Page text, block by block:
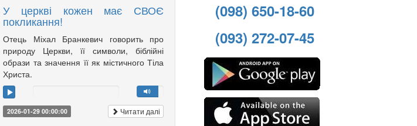
У церкві кожен має СВОЄ
покликання!
Отець Міхал Бранкевич говорить про
природу Церкви, її символи, біблійні
образи та значення її як містичного Тіла
Христа.
2026-01-29 00:00:00 Читати далі
(098) 650-18-60
(093) 272-07-45